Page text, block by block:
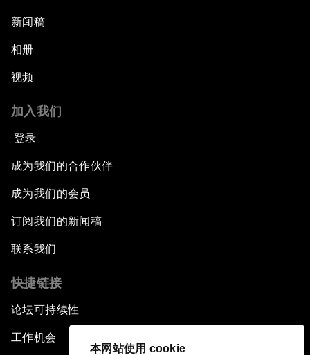
本网站使用 cookie
新闻稿
相册
视频
加入我们
登录
成为我们的合作伙伴
成为我们的会员
订阅我们的新闻稿
联系我们
快捷链接
论坛可持续性
工作机会